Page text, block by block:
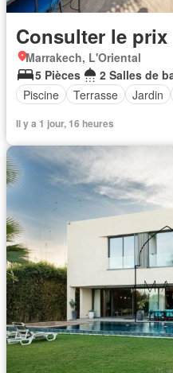
Consulter le prix
Marrakech, L'Oriental
5 Pièces
2 Salles de
Piscine
Terrasse Jardin
Il y a 1 jour, 16 heures